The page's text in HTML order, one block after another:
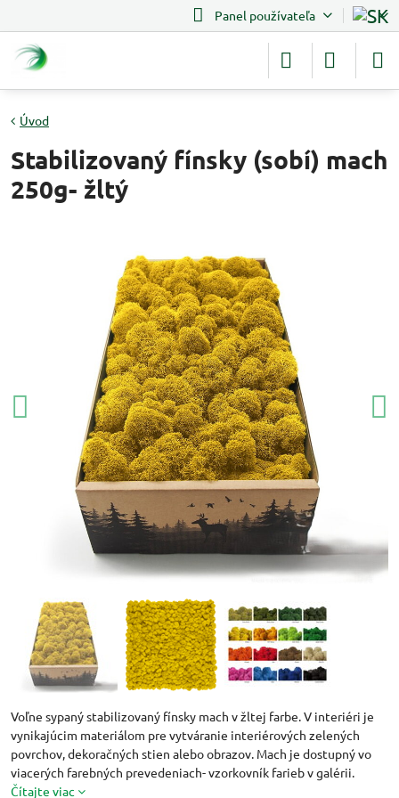
Panel používateľa
Úvod
Stabilizovaný fínsky (sobí) mach
250g- žltý
Voľne sypaný stabilizovaný fínsky mach v žltej farbe. V interiéri je
vynikajúcim materiálom pre vytváranie interiérových zelených
povrchov, dekoračných stien alebo obrazov. Mach je dostupný vo
viacerých farebných prevedeniach- vzorkovník farieb v galérii.
Čítajte viac